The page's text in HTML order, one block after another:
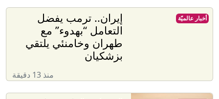
إيران.. ترمب يفضل
التعامل “بهدوء” مع
طهران وخامنئي يلتقي
بزشكيان
منذ 13 دقيقة
أخبار عالميّة